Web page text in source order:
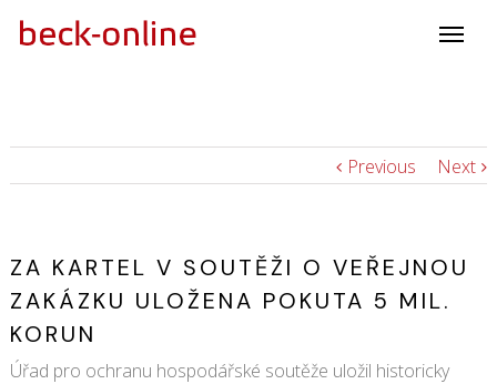
Previous Next
ZA KARTEL V SOUTĚŽI O VEŘEJNOU
ZAKÁZKU ULOŽENA POKUTA 5 MIL.
KORUN
Úřad pro ochranu hospodářské soutěže uložil historicky